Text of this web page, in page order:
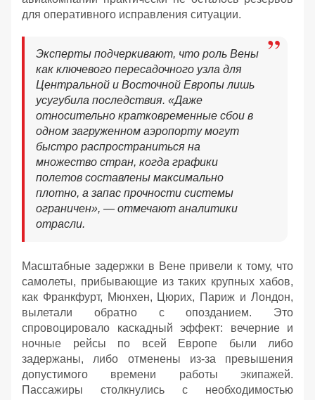
для оперативного исправления ситуации.
Эксперты подчеркивают, что роль Вены
как ключевого пересадочного узла для
Центральной и Восточной Европы лишь
усугубила последствия. «Даже
относительно кратковременные сбои в
одном загруженном аэропорту могут
быстро распространиться на
множество стран, когда графики
полетов составлены максимально
плотно, а запас прочности системы
ограничен», — отмечают аналитики
отрасли.
Масштабные задержки в Вене привели к тому, что
самолеты, прибывающие из таких крупных хабов,
как Франкфурт, Мюнхен, Цюрих, Париж и Лондон,
вылетали обратно с опозданием. Это
спровоцировало каскадный эффект: вечерние и
ночные рейсы по всей Европе были либо
задержаны, либо отменены из-за превышения
допустимого времени работы экипажей.
Пассажиры столкнулись с необходимостью